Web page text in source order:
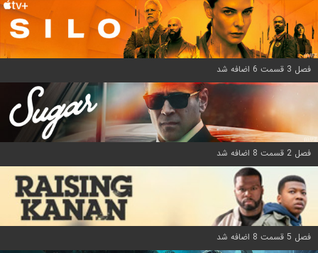
فصل 3 قسمت 6 اضافه شد
فصل 2 قسمت 8 اضافه شد
فصل 5 قسمت 8 اضافه شد